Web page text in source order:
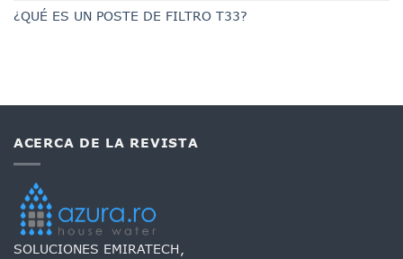
¿QUÉ ES UN POSTE DE FILTRO T33?
ACERCA DE LA REVISTA
SOLUCIONES EMIRATECH,